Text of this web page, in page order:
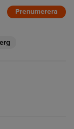
Prenumerera